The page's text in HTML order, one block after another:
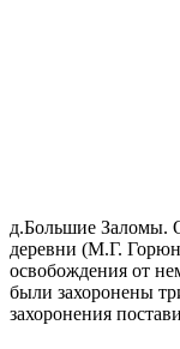
д.Большие Заломы.
деревни (М.Г.
освобождения от
были захоронены
захоронения